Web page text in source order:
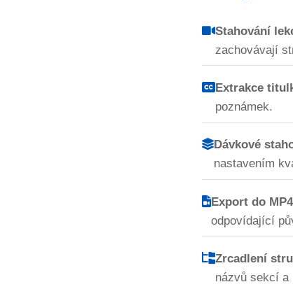
Stahování
zachovávají
Extrakce
poznámek.
Dávkové
nastavením
Export do
odpovídající
Zrcadlení
názvů sekcí a